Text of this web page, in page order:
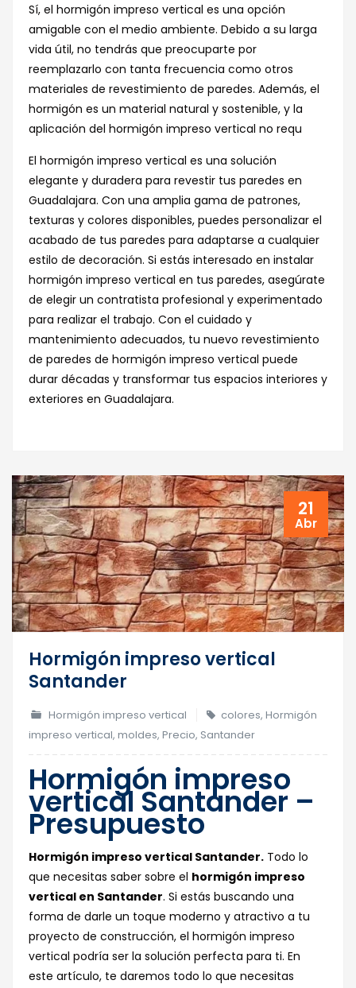
Sí, el hormigón impreso vertical es una opción
amigable con el medio ambiente. Debido a su larga
vida útil, no tendrás que preocuparte por
reemplazarlo con tanta frecuencia como otros
materiales de revestimiento de paredes. Además, el
hormigón es un material natural y sostenible, y la
aplicación del hormigón impreso vertical no requ
El hormigón impreso vertical es una solución
elegante y duradera para revestir tus paredes en
Guadalajara. Con una amplia gama de patrones,
texturas y colores disponibles, puedes personalizar el
acabado de tus paredes para adaptarse a cualquier
estilo de decoración. Si estás interesado en instalar
hormigón impreso vertical en tus paredes, asegúrate
de elegir un contratista profesional y experimentado
para realizar el trabajo. Con el cuidado y
mantenimiento adecuados, tu nuevo revestimiento
de paredes de hormigón impreso vertical puede
durar décadas y transformar tus espacios interiores y
exteriores en Guadalajara.
21
Abr
Hormigón impreso vertical
Santander
Hormigón impreso vertical colores,Hormigón
impreso vertical, moldes, Precio, Santander
Hormigón impreso
vertical Santander –
Presupuesto
Hormigón impreso vertical Santander. Todo lo
que necesitas saber sobre el hormigón impreso
vertical en Santander. Si estás buscando una
forma de darle un toque moderno y atractivo a tu
proyecto de construcción, el hormigón impreso
vertical podría ser la solución perfecta para ti. En
este artículo, te daremos todo lo que necesitas